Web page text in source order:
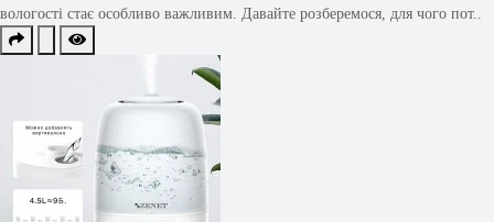
вологості стає особливо важливим. Давайте розберемося, для чого пот..